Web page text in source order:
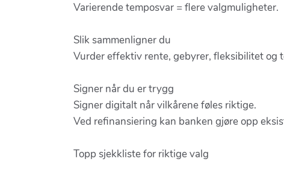
Varierende temposvar = flere valgmuligheter.
Slik sammenligner du
Vurder effektiv rente, gebyrer, fleksibilitet og
Signer når du er trygg
Signer digitalt når vilkårene føles riktige.
Ved refinansiering kan banken gjøre opp
Topp sjekkliste for riktige valg